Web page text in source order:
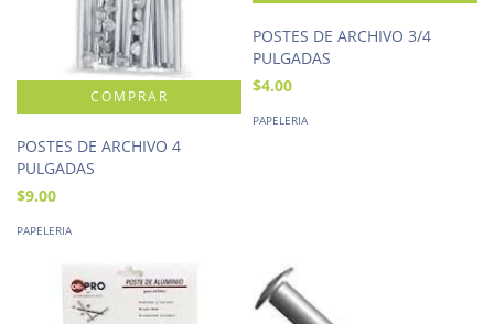
POSTES DE ARCHIVO 4
PULGADAS
$9.00
PAPELERIA
POSTES DE ARCHIVO 3/4
PULGADAS
$4.00
PAPELERIA